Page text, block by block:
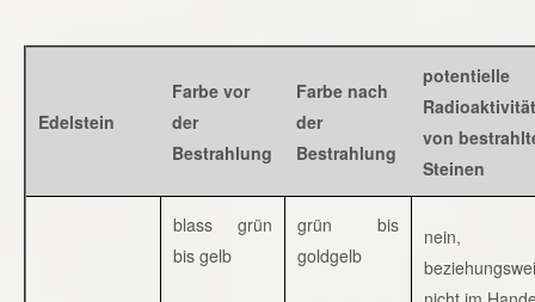
Edelstein
Farbe vor
der
Bestrahlung
Farbe nach
der
Bestrahlung
potentielle
Radioaktivität
von
Steinen
blass grün
bis gelb
grün bis
goldgelb
nein,